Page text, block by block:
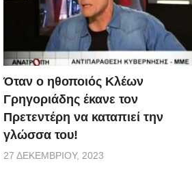
Όταν ο ηθοποιός Κλέων
Γρηγοριάδης έκανε τον
Πρετεντέρη να καταπιεί την
γλώσσα του!
27 ΔΕΚΕΜΒΡΊΟΥ, 2023